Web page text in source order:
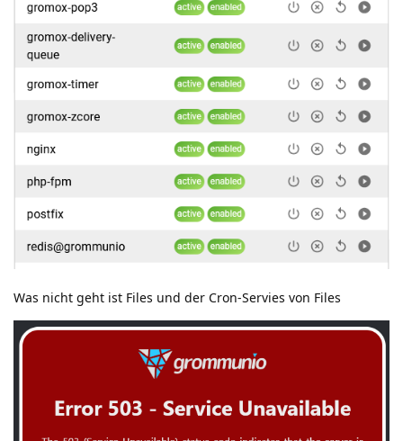
Was nicht geht ist Files und der Cron-Servies von Files